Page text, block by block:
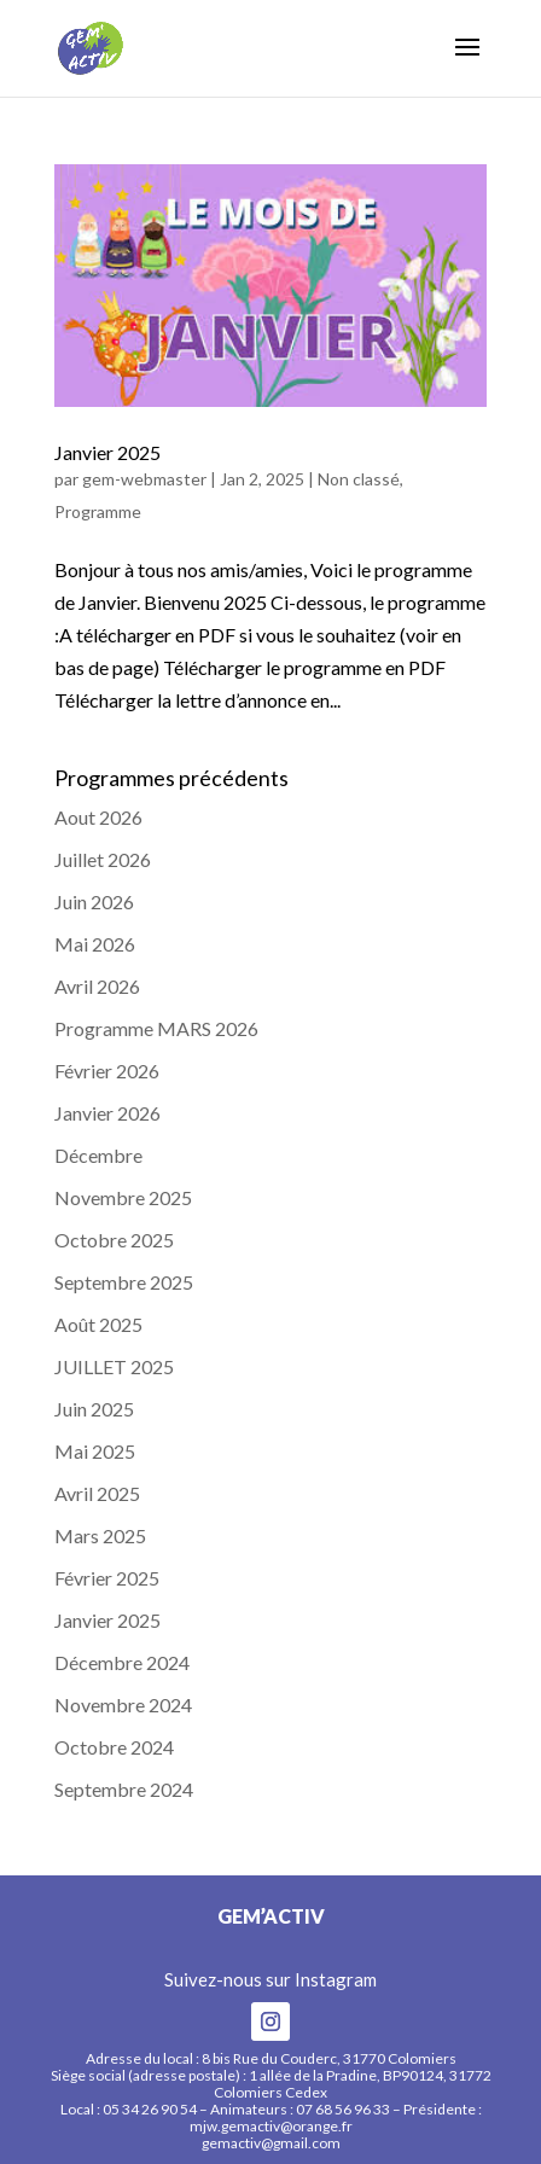
Janvier 2025
par gem-webmaster| Jan 2, 2025 | Non classé,
Programme
Bonjour à tous nos amis/amies, Voici le programme
de Janvier. Bienvenu 2025 Ci-dessous, le programme
:A télécharger en PDF si vous le souhaitez (voir en
bas de page) Télécharger le programme en PDF
Télécharger la lettre d’annonce en...
Programmes précédents
Aout 2026
Juillet 2026
Juin 2026
Mai 2026
Avril 2026
Programme MARS 2026
Février 2026
Janvier 2026
Décembre
Novembre 2025
Octobre 2025
Septembre 2025
Août 2025
JUILLET 2025
Juin 2025
Mai 2025
Avril 2025
Mars 2025
Février 2025
Janvier 2025
Décembre 2024
Novembre 2024
Octobre 2024
Septembre 2024
GEM’ACTIV
Suivez-nous sur Instagram
Adresse du local : 8 bis Rue du Couderc, 31770 Colomiers
Siège social (adresse postale) : 1 allée de la Pradine, BP90124, 31772
Colomiers Cedex
Local : 05 34 26 90 54 – Animateurs : 07 68 56 96 33 – Présidente :
mjw.gemactiv@orange.fr
gemactiv@gmail.com